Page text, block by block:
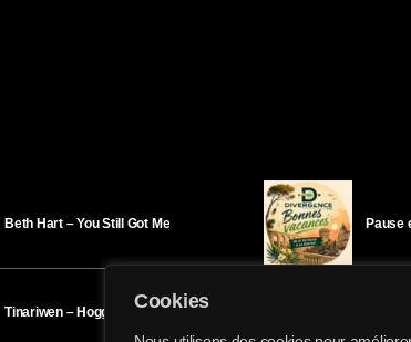
Cookies
Beth Hart – You Still Got Me
Tinariwen – Hoggar
Pause